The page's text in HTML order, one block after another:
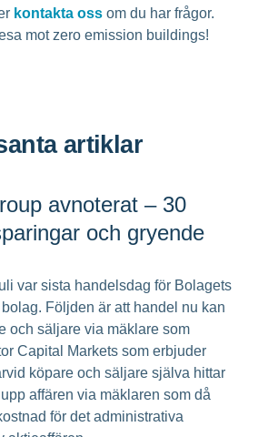
kontakta oss om du har frågor.
mot zero emission buildings!
artiklar
avnoterat – 30
och gryende
var sista handelsdag för Bolagets
Följden är att handel nu kan
och säljare via mäklare som
Capital Markets som erbjuder
köpare och säljare själva hittar
affären via mäklaren som då
för det administrativa